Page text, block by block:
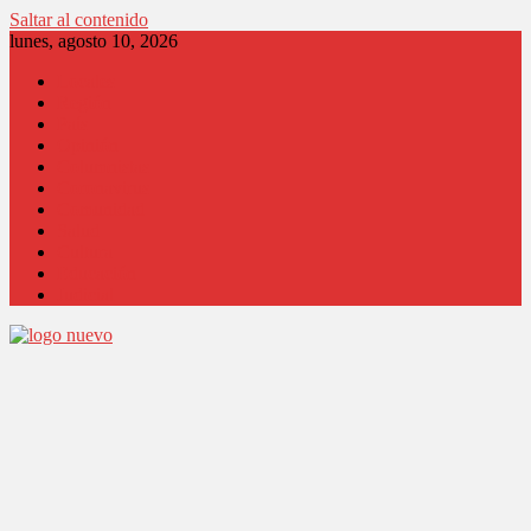
Saltar al contenido
lunes, agosto 10, 2026